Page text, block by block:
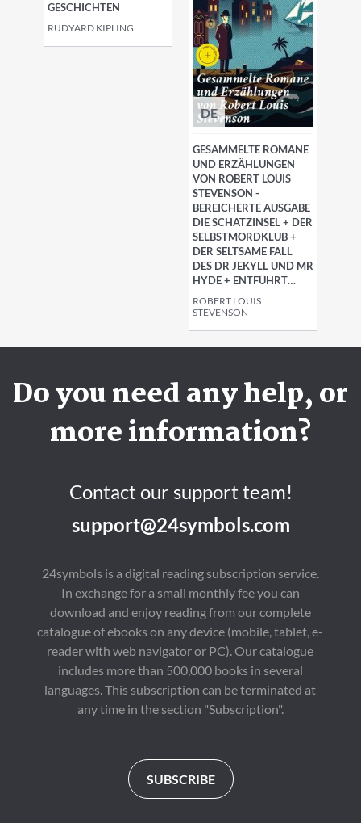
GESCHICHTEN
RUDYARD KIPLING
DE
GESAMMELTE ROMANE
UND ERZÄHLUNGEN
VON ROBERT LOUIS
STEVENSON -
BEREICHERTE AUSGABE
DIE SCHATZINSEL + DER
SELBSTMORDKLUB +
DER SELTSAME FALL
DES DR JEKYLL UND MR
HYDE + ENTFÜHRT…
ROBERT LOUIS
STEVENSON
Do you need any help, or
more information?
Contact our support team!
support@24symbols.com
24symbols is a digital reading subscription service.
In exchange for a small monthly fee you can
download and enjoy reading from our complete
catalogue of ebooks on any device (mobile, tablet, e-
reader with web navigator or PC). Our catalogue
includes more than 500,000 books in several
languages. This subscription can be terminated at
any time in the section "Subscription".
SUBSCRIBE